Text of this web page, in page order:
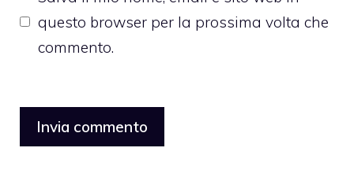
questo browser per la prossima volta che
commento.